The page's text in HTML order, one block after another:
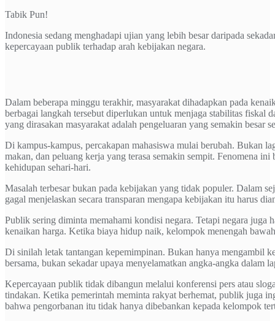
Tabik Pun!
Indonesia sedang menghadapi ujian yang lebih besar daripada
kepercayaan publik terhadap arah kebijakan negara.
Dalam beberapa minggu terakhir, masyarakat dihadapkan pada
berbagai langkah tersebut diperlukan untuk menjaga stabilitas fiskal
yang dirasakan masyarakat adalah pengeluaran yang semakin besar
Di kampus-kampus, percakapan mahasiswa mulai berubah. Bukan
makan, dan peluang kerja yang terasa semakin sempit. Fenomena
kehidupan sehari-hari.
Masalah terbesar bukan pada kebijakan yang tidak populer. Dalam
gagal menjelaskan secara transparan mengapa kebijakan itu harus
Publik sering diminta memahami kondisi negara. Tetapi negara juga
kenaikan harga. Ketika biaya hidup naik, kelompok menengah
Di sinilah letak tantangan kepemimpinan. Bukan hanya mengambil
bersama, bukan sekadar upaya menyelamatkan angka-angka dalam
Kepercayaan publik tidak dibangun melalui konferensi pers atau
tindakan. Ketika pemerintah meminta rakyat berhemat, publik juga
bahwa pengorbanan itu tidak hanya dibebankan kepada kelompok